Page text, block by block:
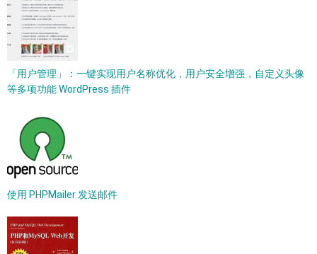
「用户管理」：一键实现用户名称优化，用户安全增强，自定义头像
等多项功能 WordPress 插件
使用 PHPMailer 发送邮件